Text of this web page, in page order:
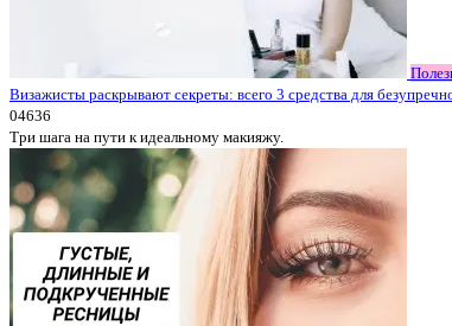
Визажисты раскрывают секреты: всего 3 средства для
04636
Три шага на пути к идеальному макияжу.